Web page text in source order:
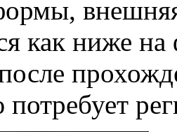
как ниже
потребует